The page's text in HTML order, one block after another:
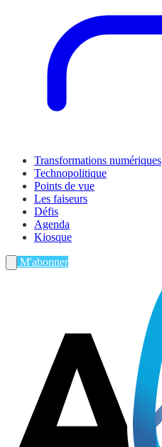
Transformations numériques
Technopolitique
Points de vue
Les faiseurs
Défis
Agenda
Kiosque
M'abonner